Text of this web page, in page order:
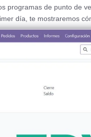
programas de punto de
día, te mostraremos